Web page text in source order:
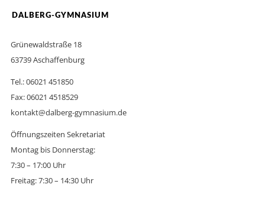
DALBERG-GYMNASIUM
Grünewaldstraße 18
63739 Aschaffenburg
Tel.: 06021 451850
Fax: 06021 4518529
kontakt@dalberg-gymnasium.de
Öffnungszeiten Sekretariat
Montag bis Donnerstag:
7:30 – 17:00 Uhr
Freitag: 7:30 – 14:30 Uhr